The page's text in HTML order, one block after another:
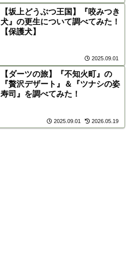
【坂上どうぶつ王国】『咬みつき
犬』の更生について調べてみた！
【保護犬】
2025.09.01
【ダーツの旅】『不知火町』の
『贅沢デザート』＆『ツナシの姿
寿司』を調べてみた！
2025.09.01 2026.05.19